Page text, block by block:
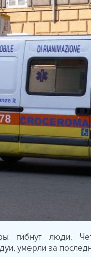
гибнут люди.
умерли за